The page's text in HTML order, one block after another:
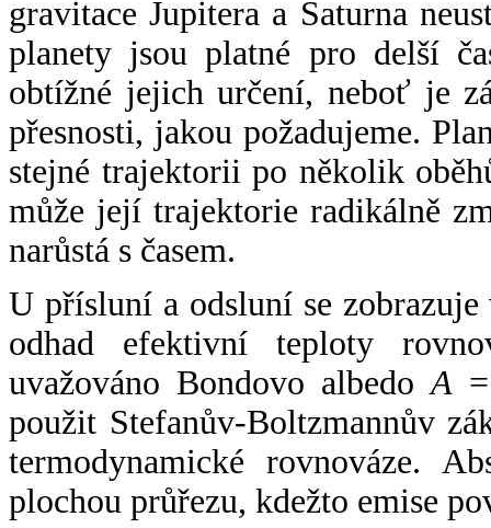
gravitace Jupitera a Saturna
planety jsou platné pro delší
obtížné jejich určení, neboť je
přesnosti, jakou požadujeme.
stejné trajektorii po několik
může její trajektorie radikálně
narůstá s časem.
U přísluní a odsluní se
odhad efektivní teploty
uvažováno Bondovo albedoA
použit Stefanův-Boltzmannův
termodynamické rovnováze.
plochou průřezu, kdežto emise